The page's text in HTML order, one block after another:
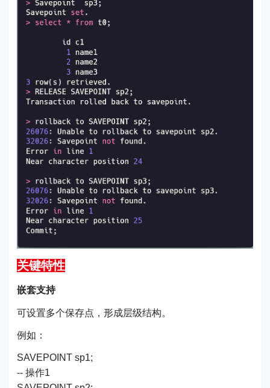
关键特性
嵌套支持
可设置多个保存点，形成层级结构。
例如：
SAVEPOINT sp1;
-- 操作1